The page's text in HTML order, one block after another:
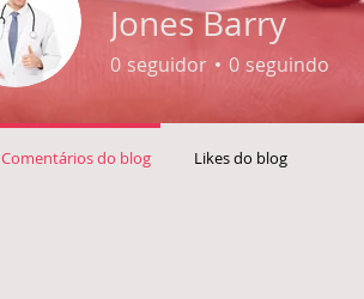
Jones Barry
0 seguidor 0 seguindo
Comentários do blog Likes do blog